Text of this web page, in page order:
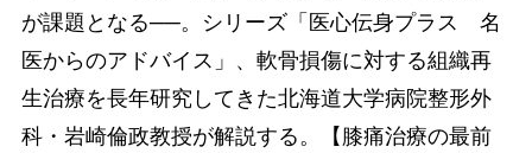
が課題となる──。シリーズ「医心伝身プラス 名
医からのアドバイス」、軟骨損傷に対する組織再
生治療を長年研究してきた北海道大学病院整形外
科・岩崎倫政教授が解説する。【膝痛治療の最前